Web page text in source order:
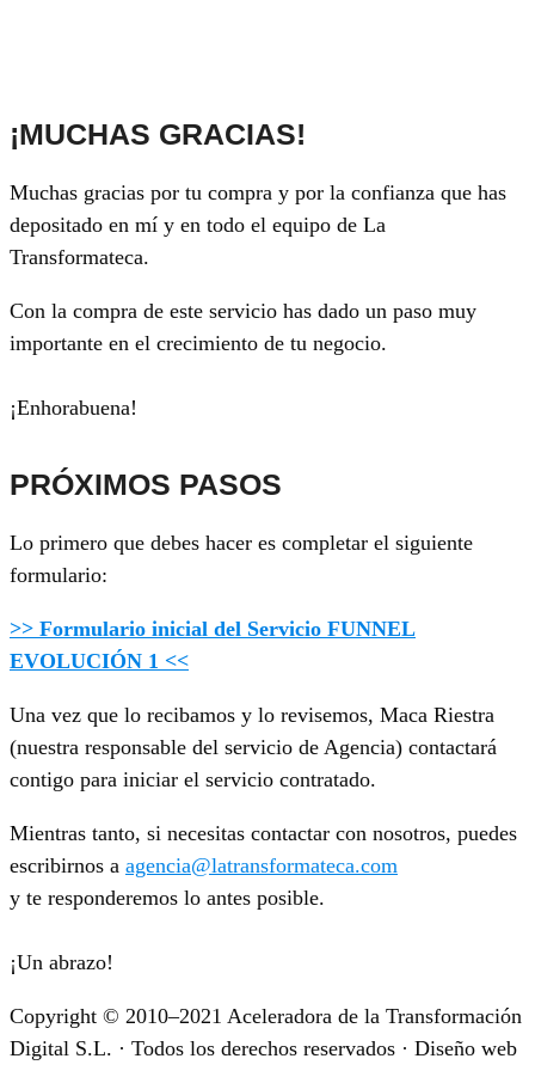
¡MUCHAS GRACIAS!
Muchas gracias por tu compra y por la confianza que has
depositado en mí y en todo el equipo de La
Transformateca.
Con la compra de este servicio has dado un paso muy
importante en el crecimiento de tu negocio.
¡Enhorabuena!
PRÓXIMOS PASOS
Lo primero que debes hacer es completar el siguiente
formulario:
>> Formulario inicial del Servicio FUNNEL
EVOLUCIÓN 1 <<
Una vez que lo recibamos y lo revisemos, Maca Riestra
(nuestra responsable del servicio de Agencia) contactará
contigo para iniciar el servicio contratado.
Mientras tanto, si necesitas contactar con nosotros, puedes
escribirnos a agencia@latransformateca.com
y te responderemos lo antes posible.
¡Un abrazo!
Copyright © 2010–2021 Aceleradora de la Transformación
Digital S.L. · Todos los derechos reservados · Diseño web